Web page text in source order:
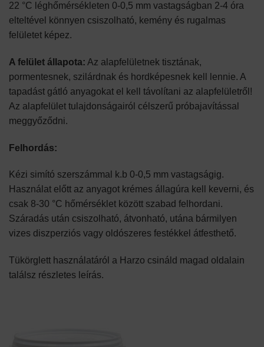
22 °C léghőmérsékleten 0-0,5 mm vastagságban 2-4 óra
elteltével könnyen csiszolható, kemény és rugalmas
felületet képez.
A felület állapota: Az alapfelületnek tisztának,
pormentesnek, szilárdnak és hordképesnek kell lennie. A
tapadást gátló anyagokat el kell távolítani az alapfelületről!
Az alapfelület tulajdonságairól célszerű próbajavítással
meggyőződni.
​Felhordás:
Kézi simító szerszámmal k.b 0-0,5 mm vastagságig.
Használat előtt az anyagot krémes állagúra kell keverni, és
csak 8-30 °C hőmérséklet között szabad felhordani.
Száradás után csiszolható, átvonható, utána bármilyen
vizes diszperziós vagy oldószeres festékkel átfesthető.
Tükörglett használatáról a Harzo csináld magad oldalain
találsz részletes leírás.